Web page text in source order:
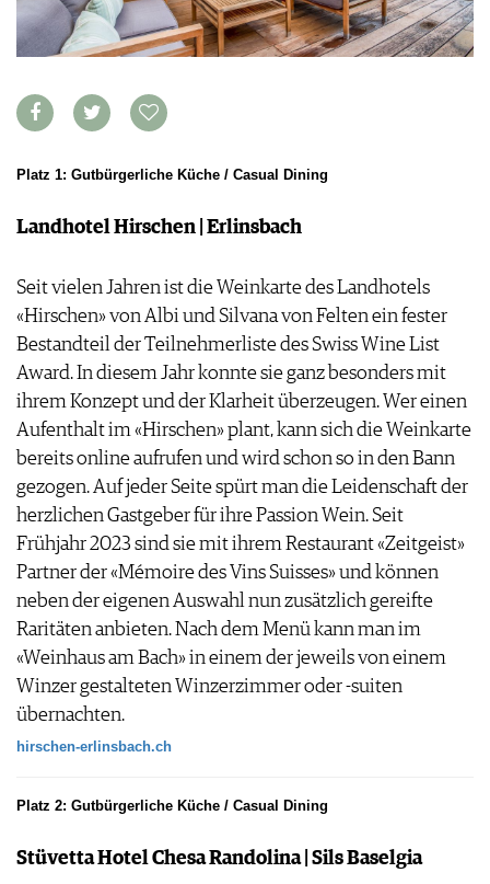
ABO
AUSGABE
VORTEILSWELT
BÜCHER
WEINSZENE
PORTRAITS
ARCHIV
ANMELDEN
GEWINNSPIELE
TRINKREIFETABELLE
WEINSUCHE
WINE TRADE CLUB
REDAKTION
JOBS
WERBUNG
PRESSE
IMPRESSUM
AGB & DATENSCHUTZ
FAQ
Platz 1: Gutbürgerliche Küche / Casual Dining
Landhotel Hirschen | Erlinsbach
Seit vielen Jahren ist die Weinkarte des Landhotels
«Hirschen» von Albi und Silvana von Felten ein fester
Bestandteil der Teilnehmerliste des Swiss Wine List
Award. In diesem Jahr konnte sie ganz besonders mit
ihrem Konzept und der Klarheit überzeugen. Wer einen
Aufenthalt im «Hirschen» plant, kann sich die Weinkarte
bereits online aufrufen und wird schon so in den Bann
gezogen. Auf jeder Seite spürt man die Leidenschaft der
herzlichen Gastgeber für ihre Passion Wein. Seit
Frühjahr 2023 sind sie mit ihrem Restaurant «Zeitgeist»
Partner der «Mémoire des Vins Suisses» und können
neben der eigenen Auswahl nun zusätzlich gereifte
Raritäten anbieten. Nach dem Menü kann man im
«Weinhaus am Bach» in einem der jeweils von einem
Winzer gestalteten Winzerzimmer oder -suiten
übernachten.
hirschen-erlinsbach.ch
Platz 2: Gutbürgerliche Küche / Casual Dining
Stüvetta Hotel Chesa Randolina | Sils Baselgia